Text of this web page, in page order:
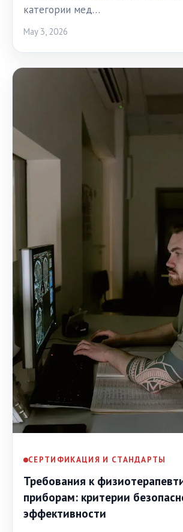
категории мед…
May 3, 2026
СЕРТИФИКАЦИЯ И СТАНДАРТЫ
Требования к
приборам: критерии
эффективности